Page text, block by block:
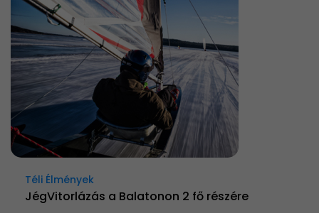
Téli Élmények
JégVitorlázás a Balatonon 2 fő részére